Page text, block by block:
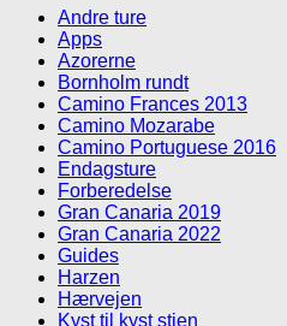
Andre ture
Apps
Azorerne
Bornholm rundt
Camino Frances 2013
Camino Mozarabe
Camino Portuguese 2016
Endagsture
Forberedelse
Gran Canaria 2019
Gran Canaria 2022
Guides
Harzen
Hærvejen
Kyst til kyst stien